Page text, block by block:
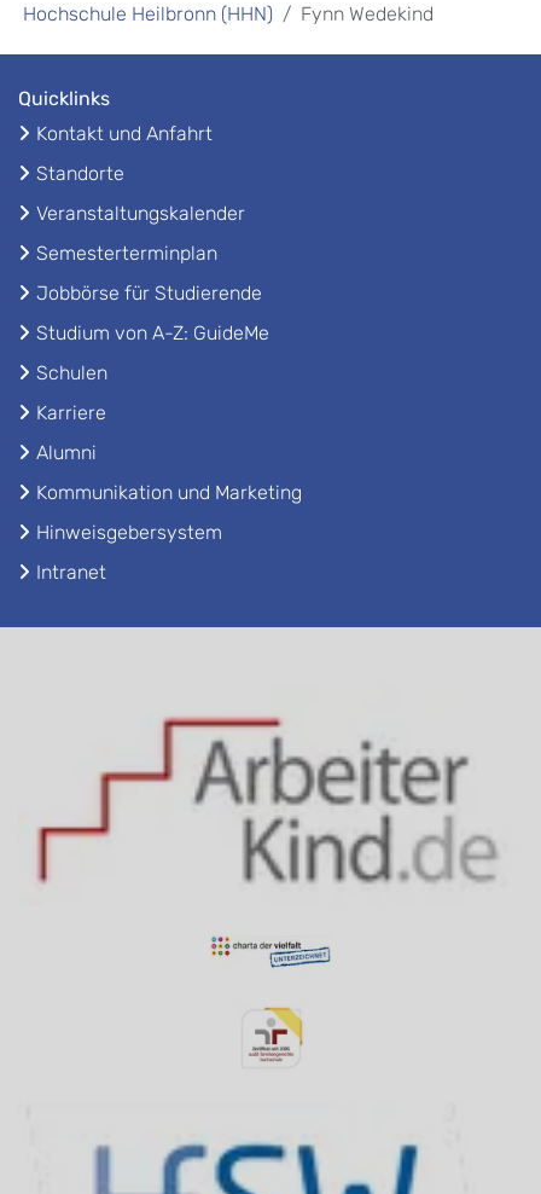
Hochschule Heilbronn (HHN) Fynn Wedekind
Quicklinks
Kontakt und Anfahrt
Standorte
Veranstaltungskalender
Semesterterminplan
Jobbörse für Studierende
Studium von A-Z: GuideMe
Schulen
Karriere
Alumni
Kommunikation und Marketing
Hinweisgebersystem
Intranet